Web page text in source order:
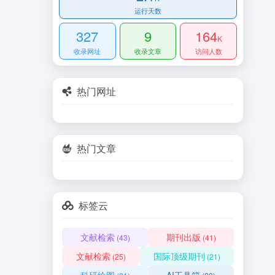
运行天数
327
收录网址
9
收录文章
164K
访问人数
热门网址
热门文章
标签云
文献检索(43) 期刊出版 (41)
文献检索(25) 国际顶级期刊 (21)